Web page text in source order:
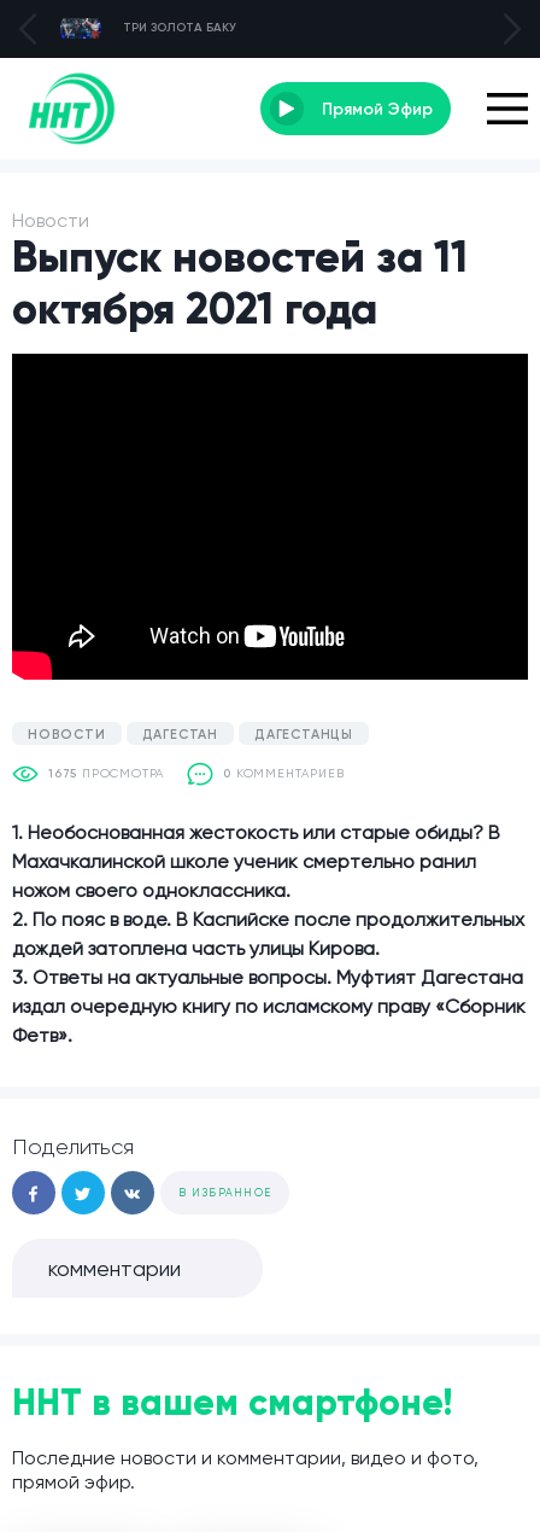
ТРИ ЗОЛОТА БАКУ
Прямой Эфир
Новости
Выпуск новостей за 11
октября 2021 года
НОВОСТИ ДАГЕСТАН ДАГЕСТАНЦЫ
1675 ПРОСМОТРА 0 КОММЕНТАРИЕВ
1. Необоснованная жестокость или старые обиды? В
Махачкалинской школе ученик смертельно ранил
ножом своего одноклассника.
2. По пояс в воде. В Каспийске после продолжительных
дождей затоплена часть улицы Кирова.
3. Ответы на актуальные вопросы. Муфтият Дагестана
издал очередную книгу по исламскому праву «Сборник
Фетв».
Поделиться
В ИЗБРАННОЕ
комментарии
ННТ в вашем смартфоне!
Последние новости и комментарии, видео и фото,
прямой эфир.